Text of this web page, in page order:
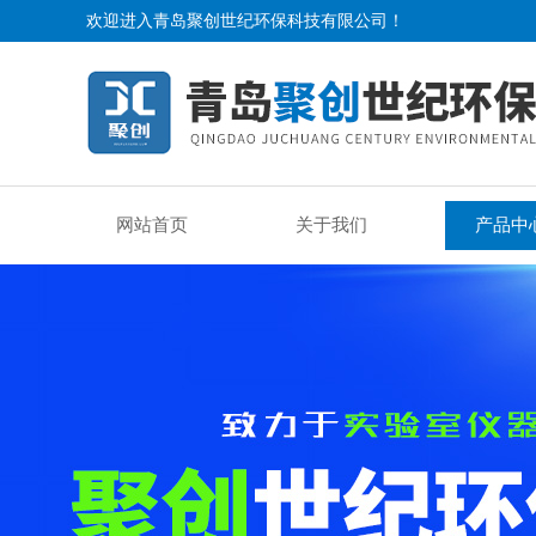
欢迎进入青岛聚创世纪环保科技有限公司！
网站首页 关于我们 产品中